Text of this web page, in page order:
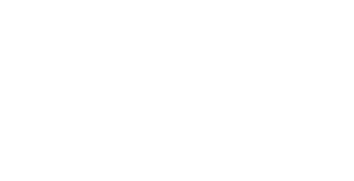
reguladores e o
cripto se sentam na
ano, o MERGE reúne